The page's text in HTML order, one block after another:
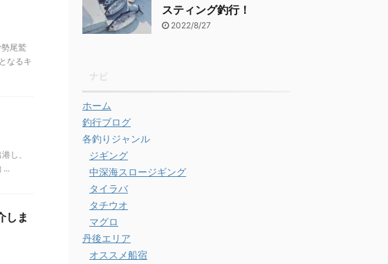
尾鷲
なるキ
し、
...
しま
スティング釣行！
2022/8/27
ホーム
釣行ブログ
各釣りジャンル
ジギング
中深海スロージギング
タイラバ
タチウオ
マグロ
丹後エリア
オススメ船宿